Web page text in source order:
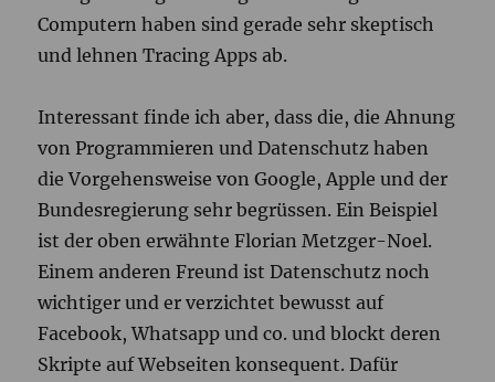
Computern haben sind gerade sehr skeptisch
und lehnen Tracing Apps ab.
Interessant finde ich aber, dass die, die Ahnung
von Programmieren und Datenschutz haben
die Vorgehensweise von Google, Apple und der
Bundesregierung sehr begrüssen. Ein Beispiel
ist der oben erwähnte Florian Metzger-Noel.
Einem anderen Freund ist Datenschutz noch
wichtiger und er verzichtet bewusst auf
Facebook, Whatsapp und co. und blockt deren
Skripte auf Webseiten konsequent. Dafür